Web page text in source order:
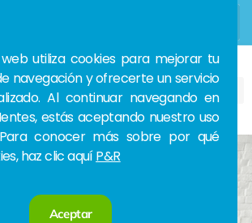
utiliza cookies para mejorar tu
navegación y ofrecerte un servicio
Al continuar navegando en
estás aceptando nuestro uso
conocer más sobre por qué
haz clic aquíP&R
Aceptar